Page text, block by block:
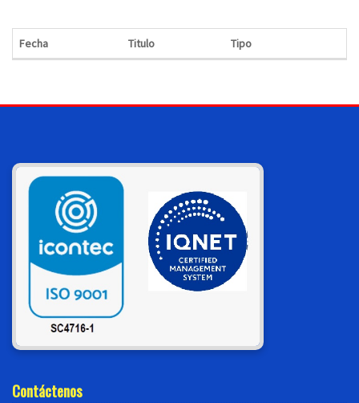
Fecha Titulo Tipo
Contáctenos